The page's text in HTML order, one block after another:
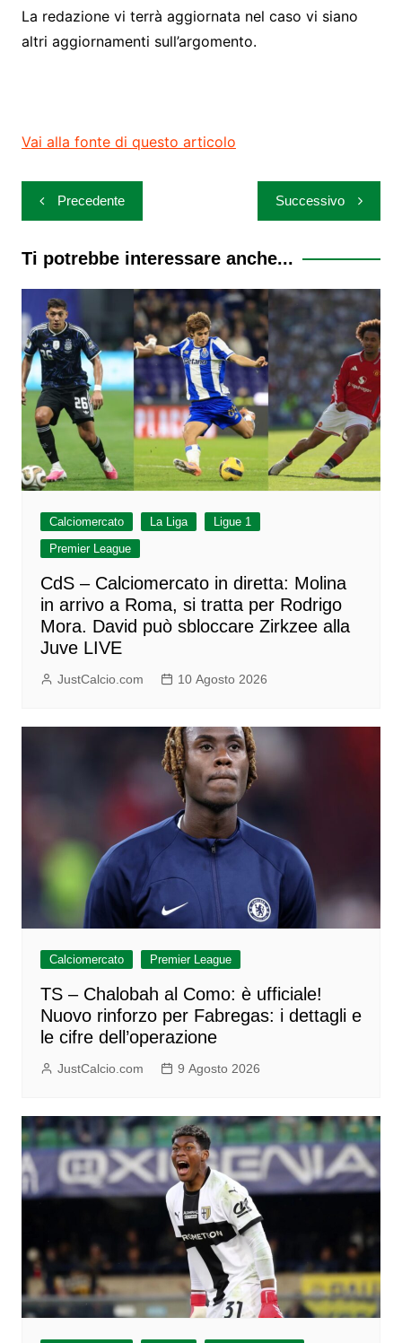
La redazione vi terrà aggiornata nel caso vi siano
altri aggiornamenti sull’argomento.
Vai alla fonte di questo articolo
Navigazione
articoli
Precedente Successivo
Ti potrebbe interessare anche...
Calciomercato La Liga
Ligue 1
Premier League
CdS – Calciomercato in diretta: Molina
in arrivo a Roma, si tratta per Rodrigo
Mora. David può sbloccare Zirkzee alla
Juve LIVE
JustCalcio.com 10 Agosto 2026
Calciomercato Premier League
TS – Chalobah al Como: è ufficiale!
Nuovo rinforzo per Fabregas: i dettagli e
le cifre dell’operazione
JustCalcio.com 9 Agosto 2026